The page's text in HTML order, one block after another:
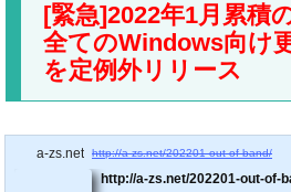
[緊急]2022年1月累積
全てのWindows向け
を定例外リリース
a-zs.net http://a-zs.net/202201-out-of-band/
http://a-zs.net/202201-out-of-